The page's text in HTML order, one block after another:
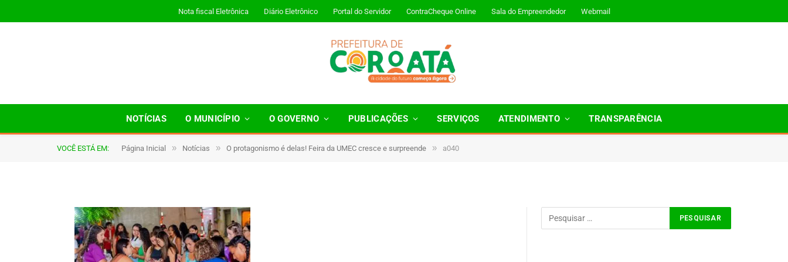
Nota fiscal Eletrônica Diário Eletrônico Portal do Servidor ContraCheque Online Sala do Empreendedor Webmail
NOTÍCIAS O MUNICÍPIO O GOVERNO PUBLICAÇÕES SERVIÇOS ATENDIMENTO TRANSPARÊNCIA
VOCÊ ESTÁ EM: Página Inicial » Notícias » O protagonismo é delas! Feira da UMEC cresce e surpreende » a040